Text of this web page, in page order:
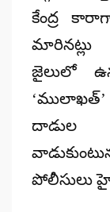
కేంద్ర
మారినట్లు
జైలులో
దాడుల
పోలీసులు హై